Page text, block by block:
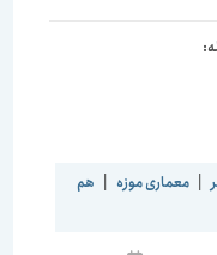
معماری موزه |